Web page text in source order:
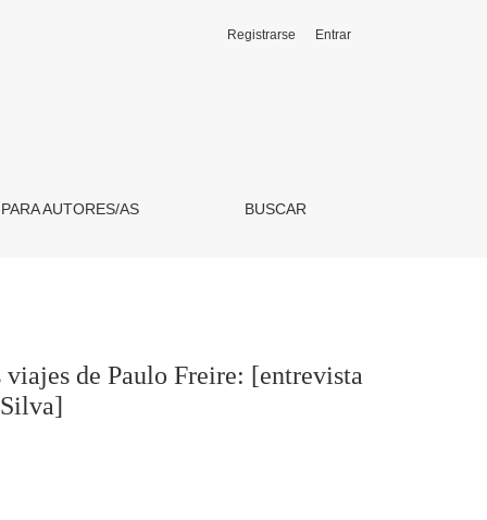
a Oscar Jara por Nima Spigolon y César Ferreira da Silva]
AUTORES/AS BUSCAR
Registrarse Entrar
de Paulo Freire: [entrevista